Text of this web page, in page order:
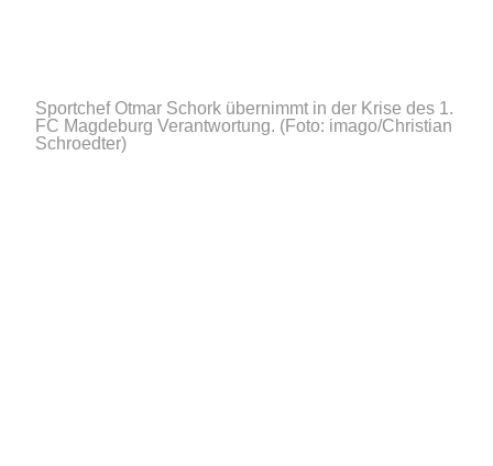
Sportchef Otmar Schork übernimmt in der Krise des 1.
FC Magdeburg Verantwortung. (Foto: imago/Christian
Schroedter)